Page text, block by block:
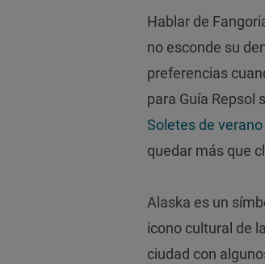
Hablar de
no esconde su
preferencias
para Guía Repsol
Soletes de
quedar más que
Alaska es un
icono cultural de
ciudad con